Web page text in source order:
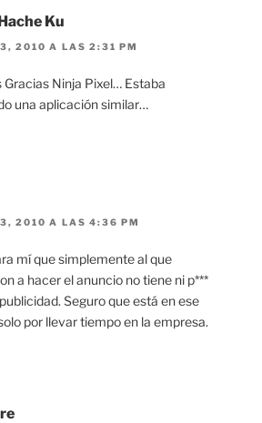
Ku
2010 A LAS 2:31 PM
Gracias Ninja Pixel… Estaba
una aplicación similar…
2010 A LAS 4:36 PM
mí que simplemente al que
a hacer el anuncio no tiene ni p***
Seguro que está en ese
por llevar tiempo en la empresa.